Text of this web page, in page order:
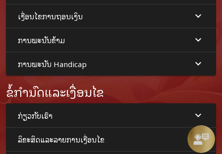
ເວັບໄຊທ໌ການພະນັນບານເຕະອອນໄລນ໌ທີ່ດີທີ່ສຸດໃນເວລານີ້ຈະບໍ່ມີ
ເວັບໄຊທ໌ອື່ນໃນເຄືອຂ່າຍ VRU
, ເຊິ່ງເປັນເວັບໄຊທ໌ການພະນັນ
ບານເຕະມາດຕະຖານແລະໄດ້ຮັບການຍອມຮັບຈາກນັກພະນັນ
ບານເຕະທົ່ວໄປ. ຄຽງຄູ່ກັບການສະຫນອງການບໍລິການທີ່ດີເລີດ ມັນ
ເຫມາະສົມຖ້າໃຜຕ້ອງການວາງເດີມພັນບານເຕະອອນໄລນ໌ກັບເວັບ
ໄຊທ໌ທີ່ທັນສະໄຫມ. ຕ້ອງເລືອກໃຊ້ບໍລິການກັບ VRU
ເທົ່ານັ້ນ,
ເຊິ່ງເປັນເວັບໄຊທ໌ທີ່ສ້າງຂຶ້ນສະເພາະສຳລັບນັກພະນັນບານເຕະ. ມັນ
ເປັນເວັບໄຊທ໌ທີ່ສະຫນອງຄວາມມ່ວນທັງສອງ. ຫຼາກຫຼາຍຮູບແບບ
ການພະນັນ ແລະສາມາດສ້າງລາຍໄດ້ດ້ວຍຫຼັກການງ່າຍໆເພື່ອສ້າງ
ລາຍໄດ້ຈາກການພະນັນບານເຕະມີດັ່ງນີ້.
ການວິເຄາະການແຂ່ງຂັນສໍາລັບແຟນບານທຸກຄົນທີ່ຕ້ອງການທີ່ຈະ
ວາງເດີມພັນໃນການແຂ່ງຂັນບານເຕະເພື່ອເຮັດໃຫ້ກໍາໄລ. ທ່ານອາດ
ຈະຈໍາເປັນຕ້ອງໄດ້ວິເຄາະການແຂ່ງຂັນທັງຫມົດກ່ອນຫນ້ານັ້ນ. ທີມ
ເງື່ອນໄຂການຖອນເງິນ
ການພະນັນຂ້າມ
ການພະນັນ Handicap
ຂໍ້ກໍານົດແລະເງື່ອນໄຂ
ກ່ຽວກັບເຮົາ
ລິຂະສິດແລະລາຍການເງື່ອນໄຂ